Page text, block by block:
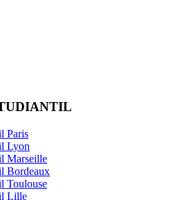
Paris
Lyon
Marseille
Bordeaux
Toulouse
Lille